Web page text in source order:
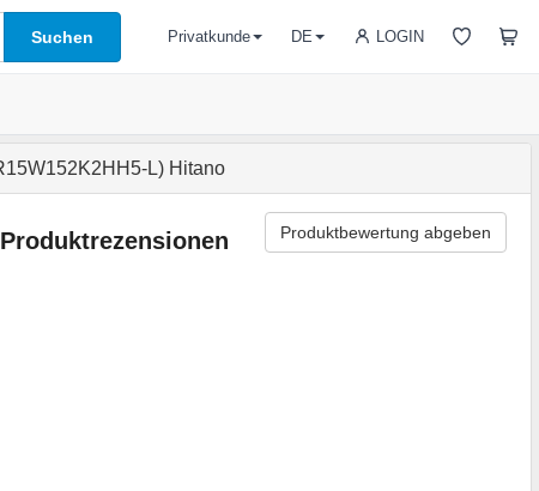
Suchen LOGIN
Privatkunde DE
L) Hitano
Produktrezensionen Produktbewertung abgeben